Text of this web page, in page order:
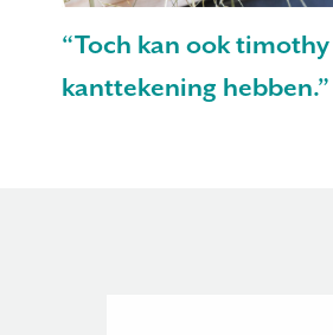
“Toch kan ook timothy
kanttekening hebben.”